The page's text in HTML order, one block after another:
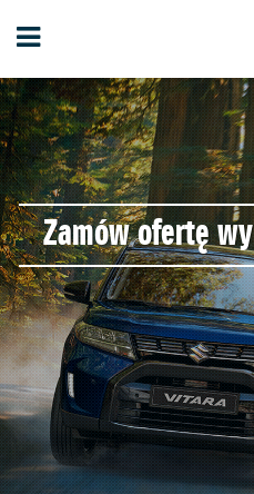
Zamów ofertę